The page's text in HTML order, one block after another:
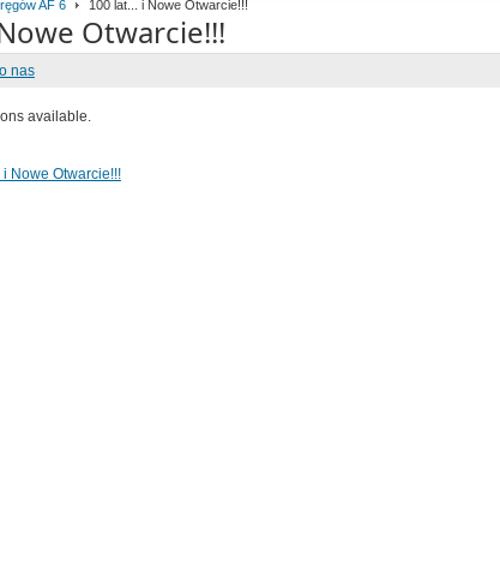
AF 6 100 lat... i Nowe Otwarcie!!!
Otwarcie!!!
nas
available.
Nowe Otwarcie!!!